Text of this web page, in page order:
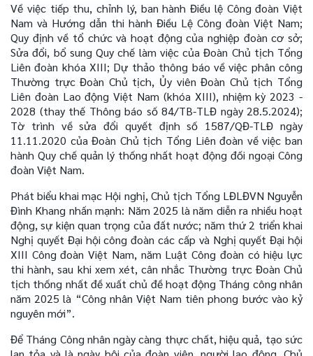
Về việc tiếp thu, chỉnh lý, ban hành Điều lệ Công đoàn Việt
Nam và Hướng dẫn thi hành Điều Lệ Công đoàn Việt Nam;
Quy định về tổ chức và hoạt động của nghiệp đoàn cơ sở;
Sửa đổi, bổ sung Quy chế làm việc của Đoàn Chủ tịch Tổng
Liên đoàn khóa XIII; Dự thảo thông báo về việc phân công
Thường trực Đoàn Chủ tịch, Ủy viên Đoàn Chủ tịch Tổng
Liên đoàn Lao động Việt Nam (khóa XIII), nhiệm kỳ 2023 -
2028 (thay thế Thông báo số 84/TB-TLĐ ngày 28.5.2024);
Tờ trình về sửa đổi quyết định số 1587/QĐ-TLĐ ngày
11.11.2020 của Đoàn Chủ tịch Tổng Liên đoàn về việc ban
hành Quy chế quản lý thống nhất hoạt động đối ngoại Công
đoàn Việt Nam.
Phát biểu khai mạc Hội nghị, Chủ tịch Tổng LĐLĐVN Nguyễn
Đình Khang nhấn mạnh: Năm 2025 là năm diễn ra nhiều hoạt
động, sự kiện quan trọng của đất nước; năm thứ 2 triển khai
Nghị quyết Đại hội công đoàn các cấp và Nghị quyết Đại hội
XIII Công đoàn Việt Nam, năm Luật Công đoàn có hiệu lực
thi hành, sau khi xem xét, cân nhắc Thường trực Đoàn Chủ
tịch thống nhất đề xuất chủ đề hoạt động Tháng công nhân
năm 2025 là “Công nhân Việt Nam tiên phong bước vào kỷ
nguyên mới”.
Để Tháng Công nhân ngày càng thực chất, hiệu quả, tạo sức